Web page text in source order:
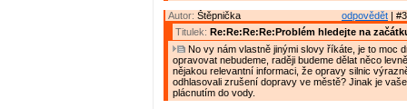
odpovědět |
Autor: Štěpnička
Titulek: Re:Re:Re:Re:Problém hledejte na
No vy nám vlastně jinými slovy říkáte, je to moc
opravovat nebudeme, raději budeme dělat něco
nějakou relevantní informaci, že opravy silnic
odhlasovali zrušení dopravy ve městě? Jinak je
plácnutím do vody.